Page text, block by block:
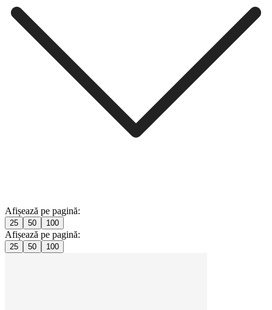
Afișează pe pagină:
25 50 100
Afișează pe pagină:
25 50 100